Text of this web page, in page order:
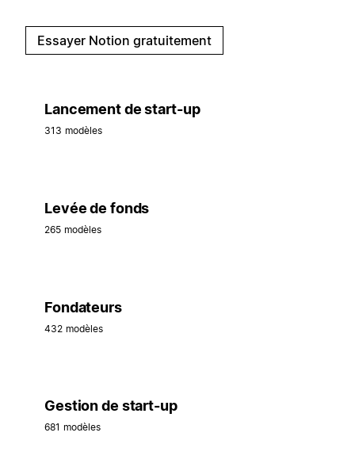
Essayer Notion gratuitement
Lancement de start-up
313 modèles
Levée de fonds
265 modèles
Fondateurs
432 modèles
Gestion de start-up
681 modèles